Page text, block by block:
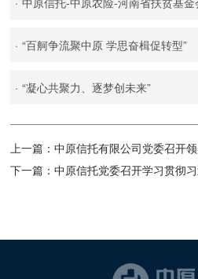
· “百舸争流聚中原 学思奋楫促转型”
· “凝心共聚力、逐梦创未来”
上一篇：中原信托有限公司党委召开领导班子主题教育专题民
下一篇：中原信托党委召开学习贯彻习近平新时代中国特色社会主义思想主题